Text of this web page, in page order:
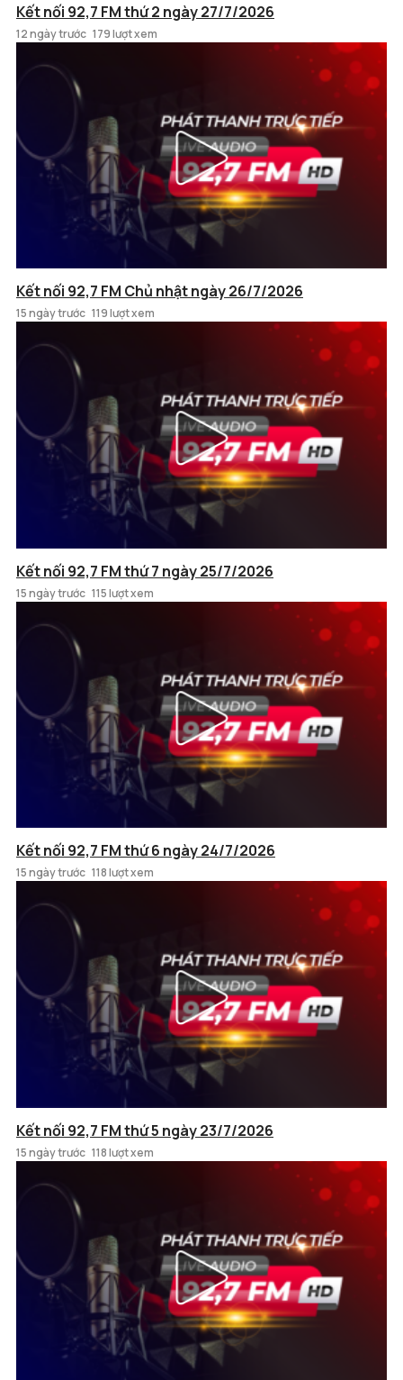
Kết nối 92,7 FM thứ 2 ngày 27/7/2026
12 ngày trước 179 lượt xem
Kết nối 92,7 FM Chủ nhật ngày 26/7/2026
15 ngày trước 119 lượt xem
Kết nối 92,7 FM thứ 7 ngày 25/7/2026
15 ngày trước 115 lượt xem
Kết nối 92,7 FM thứ 6 ngày 24/7/2026
15 ngày trước 118 lượt xem
Kết nối 92,7 FM thứ 5 ngày 23/7/2026
15 ngày trước 118 lượt xem